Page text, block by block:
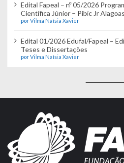
Edital Fapeal – nº 05/2026
Científica Júnior – Pibic Jr Alagoas
por Vilma Naísia Xavier
Edital 01/2026 Edufal/Fapeal –
Teses e Dissertações
por Vilma Naísia Xavier